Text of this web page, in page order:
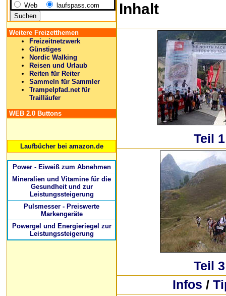
Web laufspass.com
Weitere Freizetthemen
Freizeitnetzwerk
Günstiges
Nordic Walking
Reisen und Urlaub
Reiten für Reiter
Sammeln für Sammler
Trampelpfad.net für
Trailläufer
WEB 2.0 Buttons
Laufbücher bei amazon.de
Power - Eiweiß zum Abnehmen
Mineralien und Vitamine für die
Gesundheit und zur
Leistungssteigerung
Pulsmesser - Preiswerte
Markengeräte
Powergel und Energieriegel zur
Leistungssteigerung
Inhalt
Teil 1
Teil 3
Infos /